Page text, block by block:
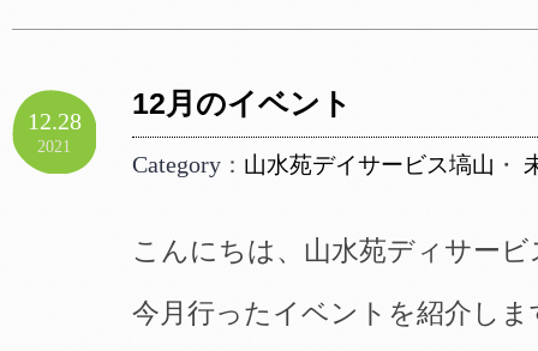
12.28
2021
12月のイベント
Category ： 山水苑デイサービス塙山 ・
こんにちは、山水苑ディサー
今月行ったイベントを紹介しま